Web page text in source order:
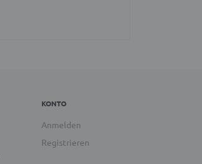
KONTO
Anmelden
Registrieren